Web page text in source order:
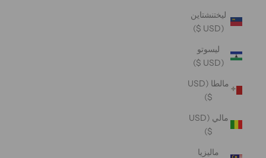
ليختنشتاين
(USD $)
ليسوتو
(USD $)
مالطا (USD
$)
مالي (USD
$)
ماليزيا